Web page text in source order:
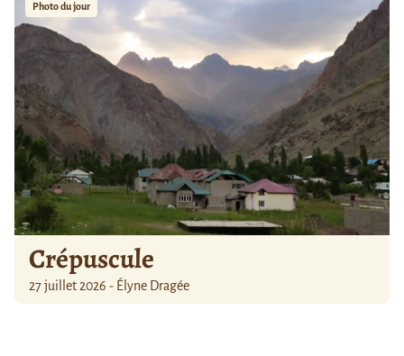
Photo du jour
Crépuscule
27 juillet 2026 - Élyne Dragée